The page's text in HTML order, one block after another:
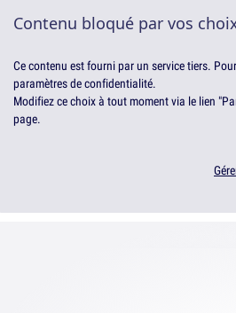
Contenu bloqué par vos
Ce contenu est fourni par un service tiers.
paramètres de confidentialité.
Modifiez ce choix à tout moment via le lien
page.